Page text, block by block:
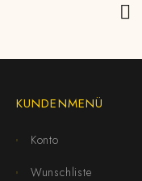
KUNDENMENÜ
Konto
Wunschliste